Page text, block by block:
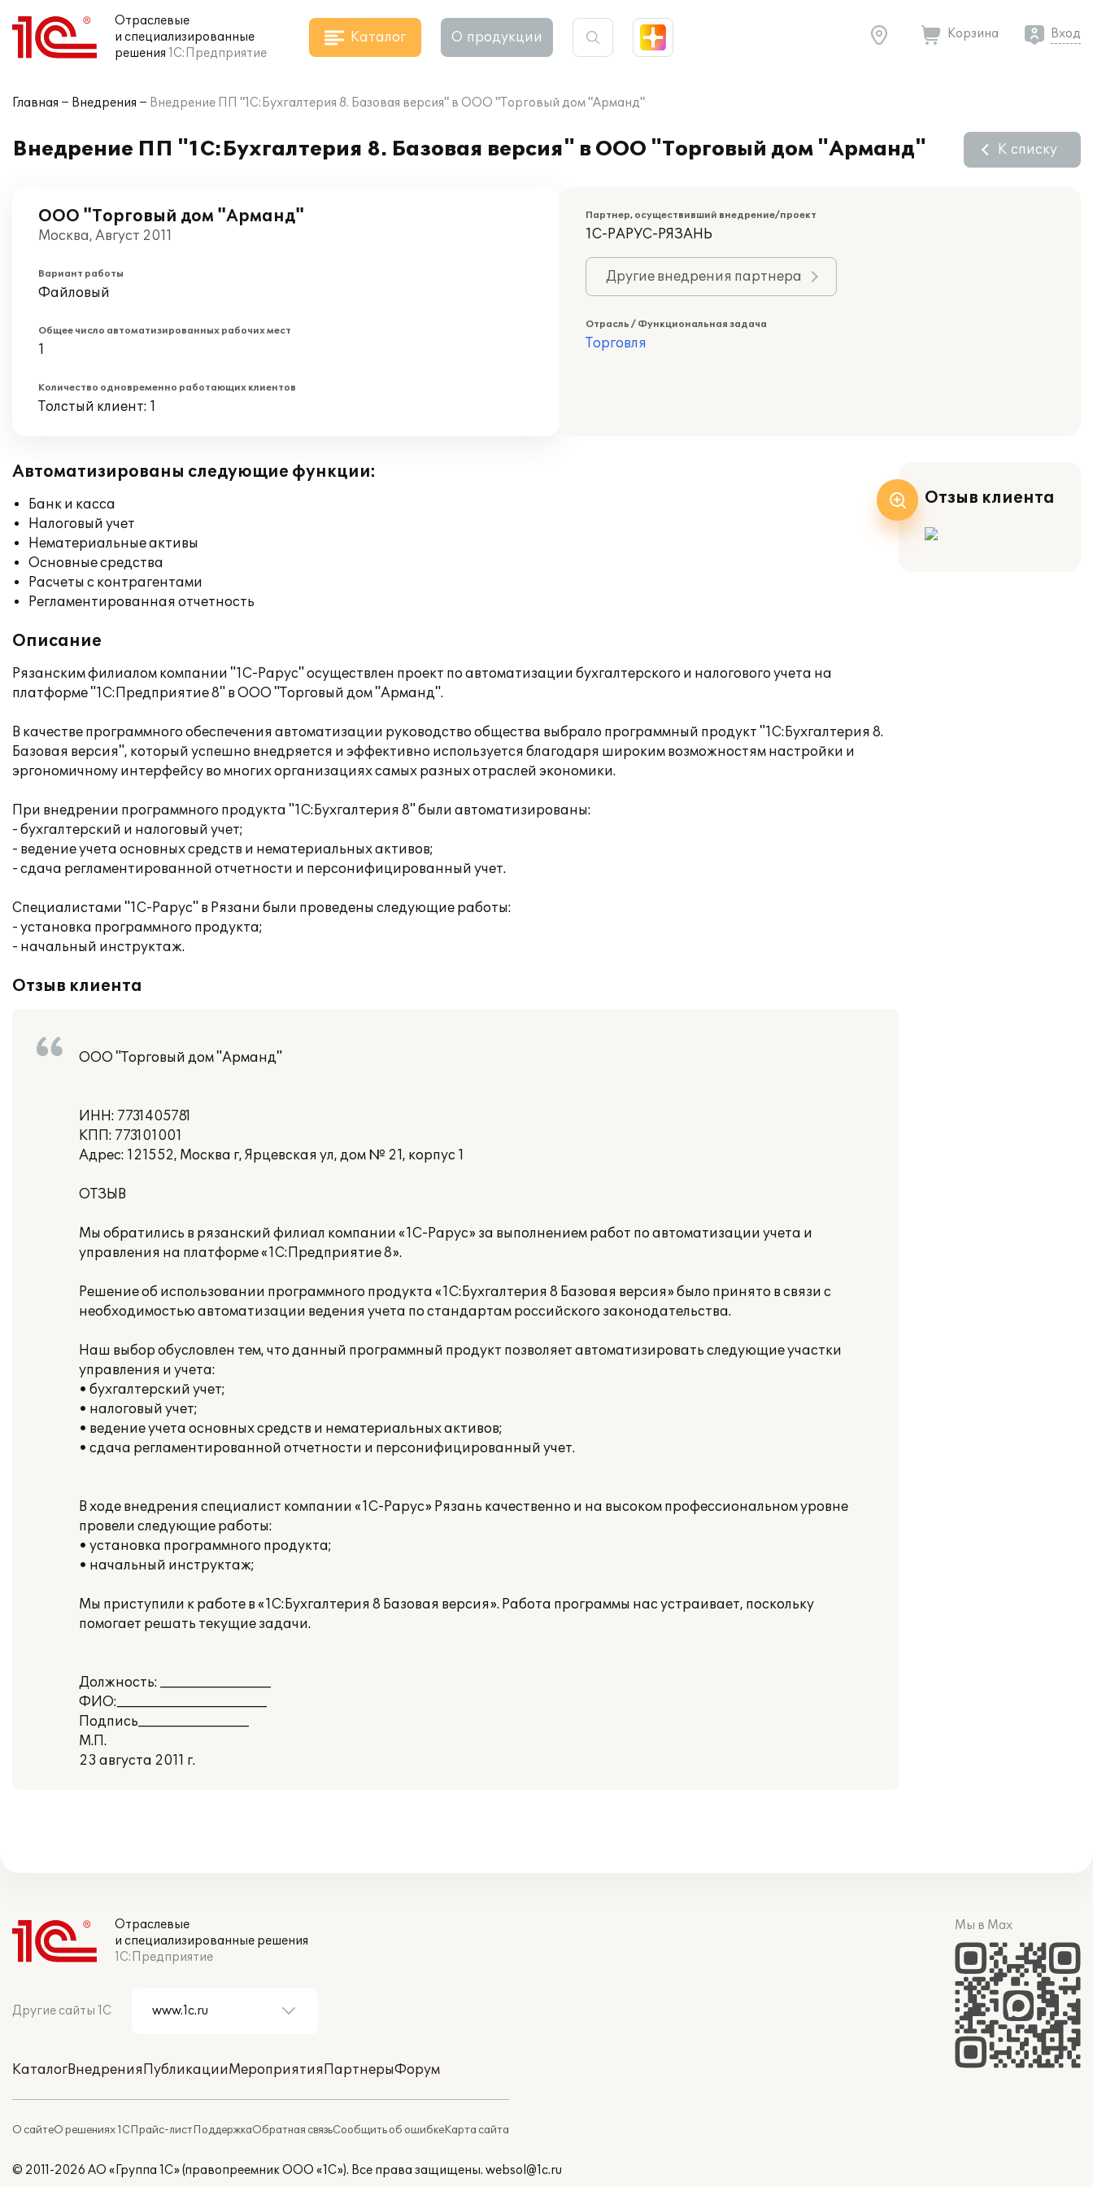
Отраслевые
и специализированные
решения 1С:Предприятие
Каталог О продукции Корзина Вход
Главная Внедрения Внедрение ПП "1С:Бухгалтерия 8. Базовая версия" в ООО "Торговый дом "Арманд"
Внедрение ПП "1С:Бухгалтерия 8. Базовая версия" в ООО "Торговый дом "Арманд" К списку
ООО "Торговый дом "Арманд"
Москва, Август 2011
Вариант работы
Файловый
Общее число автоматизированных рабочих мест
1
Количество одновременно работающих клиентов
Толстый клиент: 1
Партнер, осуществивший внедрение/проект
1С-РАРУС-РЯЗАНЬ
Другие внедрения партнера
Отрасль / Функциональная задача
Торговля
Автоматизированы следующие функции:
Банк и касса
Налоговый учет
Нематериальные активы
Основные средства
Расчеты с контрагентами
Регламентированная отчетность
Описание
Рязанским филиалом компании "1С-Рарус" осуществлен проект по автоматизации бухгалтерского и налогового учета на
платформе "1С:Предприятие 8" в ООО "Торговый дом "Арманд".
В качестве программного обеспечения автоматизации руководство общества выбрало программный продукт "1С:Бухгалтерия 8.
Базовая версия", который успешно внедряется и эффективно используется благодаря широким возможностям настройки и
эргономичному интерфейсу во многих организациях самых разных отраслей экономики.
При внедрении программного продукта "1С:Бухгалтерия 8" были автоматизированы:
- бухгалтерский и налоговый учет;
- ведение учета основных средств и нематериальных активов;
- сдача регламентированной отчетности и персонифицированный учет.
Специалистами "1С-Рарус" в Рязани были проведены следующие работы:
- установка программного продукта;
- начальный инструктаж.
Отзыв клиента
ООО "Торговый дом "Арманд"
ИНН: 7731405781
КПП: 773101001
Адрес: 121552, Москва г, Ярцевская ул, дом № 21, корпус 1
ОТЗЫВ
Мы обратились в рязанский филиал компании «1С-Рарус» за выполнением работ по автоматизации учета и
управления на платформе «1С:Предприятие 8».
Решение об использовании программного продукта «1С:Бухгалтерия 8 Базовая версия» было принято в связи с
необходимостью автоматизации ведения учета по стандартам российского законодательства.
Наш выбор обусловлен тем, что данный программный продукт позволяет автоматизировать следующие участки
управления и учета:
• бухгалтерский учет;
• налоговый учет;
• ведение учета основных средств и нематериальных активов;
• сдача регламентированной отчетности и персонифицированный учет.
В ходе внедрения специалист компании «1С-Рарус» Рязань качественно и на высоком профессиональном уровне
провели следующие работы:
• установка программного продукта;
• начальный инструктаж;
Мы приступили к работе в «1С:Бухгалтерия 8 Базовая версия». Работа программы нас устраивает, поскольку
помогает решать текущие задачи.
Должность: _________________
ФИО:_______________________
Подпись_________________
М.П.
23 августа 2011 г.
Отзыв клиента
Отраслевые
и специализированные решения
1С:Предприятие
Другие сайты 1С
КаталогВнедренияПубликацииМероприятияПартнерыФорум
О сайтеО решениях 1СПрайс-листПоддержкаОбратная связьСообщить об ошибкеКарта сайта
Мы в Max
© 2011-2026 АО «Группа 1С» (правопреемник ООО «1С»). Все права защищены. websol@1c.ru